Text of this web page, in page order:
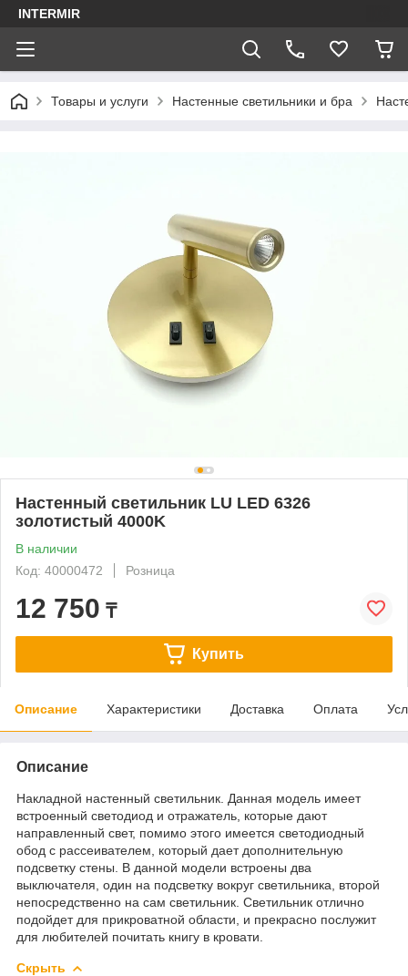
INTERMIR
Товары и услуги Настенные светильники и бра
Настенный светильник LU LED 6326
золотистый 4000K
В наличии
Код: 40000472
Розница
12 750 ₸
Купить
Описание Характеристики Доставка Оплата
Описание
Накладной настенный светильник. Данная модель имеет
встроенный светодиод и отражатель, которые дают
направленный свет, помимо этого имеется светодиодный
обод с рассеивателем, который дает дополнительную
подсветку стены. В данной модели встроены два
выключателя, один на подсветку вокруг светильника, второй
непосредственно на сам светильник. Светильник отлично
подойдет для прикроватной области, и прекрасно послужит
для любителей почитать книгу в кровати.
Скрыть